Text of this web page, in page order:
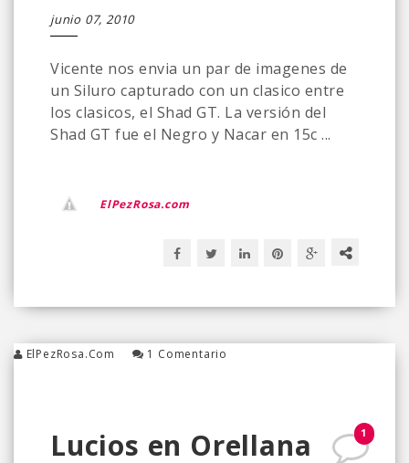
junio 07, 2010
Vicente nos envia un par de imagenes de
un Siluro capturado con un clasico entre
los clasicos, el Shad GT. La versión del
Shad GT fue el Negro y Nacar en 15c ...
ElPezRosa.com
ElPezRosa.com 1 Comentario
1
Lucios en Orellana